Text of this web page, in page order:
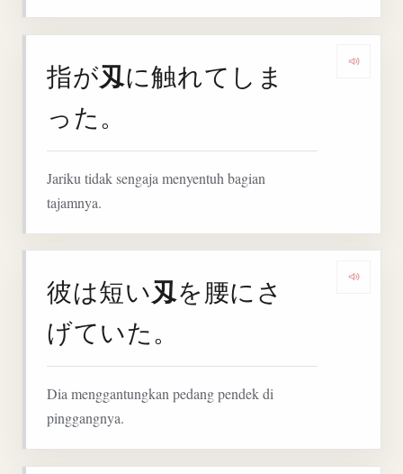
指が刄に触れてしま
った。
Jariku tidak sengaja menyentuh bagian
tajamnya.
彼は短い刄を腰にさ
げていた。
Dia menggantungkan pedang pendek di
pinggangnya.